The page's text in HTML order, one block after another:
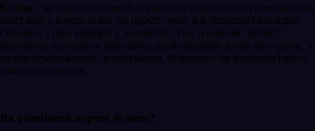
Булінг - це відносно новий термін для пересічного громадянина,
зміст якого кожен із нас не просто знає, а в більшості випадків
стикався з цим явищем у дитинстві. Під терміном "булінг"
розуиіють агресивну поведінку щодо окремої особи або групи, з
метою приниження, домінування, фізичного чи психологічного
самоствердження.
Як розпізнати жертву булінгу?